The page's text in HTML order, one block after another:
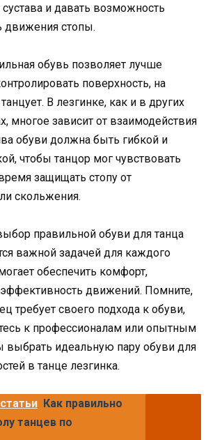
сустава и давать возможность
движения стопы.
обувь позволяет лучше
поверхность, на
В лезгинке, как и в других
многое зависит от взаимодействия
обуви должна быть гибкой и
чтобы танцор мог чувствовать
защищать стопу от
скольжения.
правильной обуви для танца
важной задачей для каждого
обеспечить комфорт,
эффективность движений. Помните,
требует своего подхода к обуви,
к профессионалам или опытным
выбрать идеальную пару обуви для
в танце лезгинка.
Как правильно
танцев по